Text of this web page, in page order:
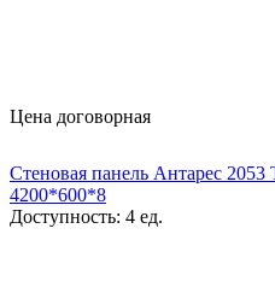
Цена договорная
Стеновая панель Антарес 2053
4200*600*8
Доступность: 4 ед.